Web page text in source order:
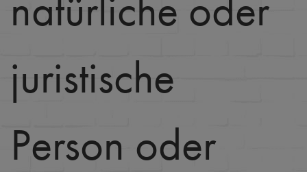
juristische
Person oder